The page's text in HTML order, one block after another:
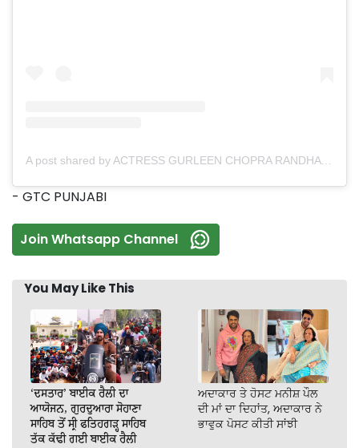
A post shared by ACTRESS GURLEEN CHOPRA RANDHAWA (@igurleenchopra)
- GTC PUNJABI
Join Whatsapp Channel
You May Like This
‘ਦਸਤਾਰ’ ਬਾਈਕ ਰੈਲੀ ਦਾ
ਆਯੋਜਨ, ਗੁਰਦੁਆਰਾ ਸੋਹਾਣਾ
ਸਾਹਿਬ ਤੋਂ ਸ੍ਰੀ ਫਤਿਹਗੜ੍ਹ ਸਾਹਿਬ
ਤੱਕ ਕੱਢੀ ਗਈ ਬਾਈਕ ਰੈਲੀ
ਅਦਾਕਾਰ ਤੇ ਹੋਸਟ ਮਨੀਸ਼ ਪੌਲ
ਦੀ ਮਾਂ ਦਾ ਦਿਹਾਂਤ, ਅਦਾਕਾਰ ਨੇ
ਭਾਵੁਕ ਪੋਸਟ ਕੀਤੀ ਸਾਂਝੀ